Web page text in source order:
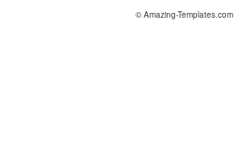
© Amazing-Templates.com